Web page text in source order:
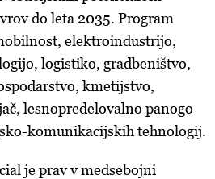
do leta 2035. Program
elektroindustrijo,
logistiko, gradbeništvo,
kmetijstvo,
lesnopredelovalno panogo
komunikacijskih tehnologij.
je prav v medsebojni